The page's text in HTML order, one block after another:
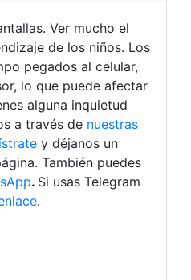
Ver mucho el
de los niños. Los
pegados al celular,
lo que puede afectar
alguna inquietud
a través de nuestras
y déjanos un
También puedes
. Si usas Telegram
.